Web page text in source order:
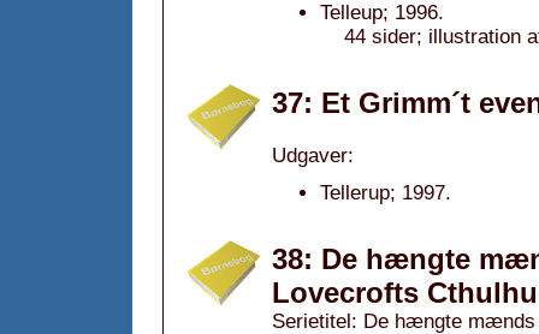
Telleup; 1996.
44 sider; illustration
37: Et Grimm´t
Udgaver:
Tellerup; 1997.
38: De hængte
Lovecrofts
Serietitel: De hængte mænds